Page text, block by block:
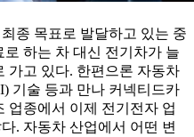
종 목표로 발달하고 있는 중
하는 차 대신 전기차가 늘
가고 있다. 한편으론 자동차
기술 등과 만나 커넥티드카
업종에서 이제 전기전자 업
. 자동차 산업에서 어떤 변